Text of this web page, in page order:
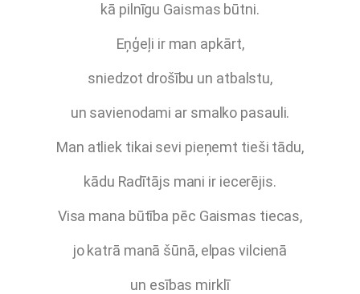
kā pilnīgu Gaismas būtni.
Eņģeļi ir man apkārt,
sniedzot drošību un atbalstu,
un savienodami ar smalko pasauli.
Man atliek tikai sevi pieņemt tieši tādu,
kādu Radītājs mani ir iecerējis.
Visa mana būtība pēc Gaismas tiecas,
jo katrā manā šūnā, elpas vilcienā
un esības mirklī